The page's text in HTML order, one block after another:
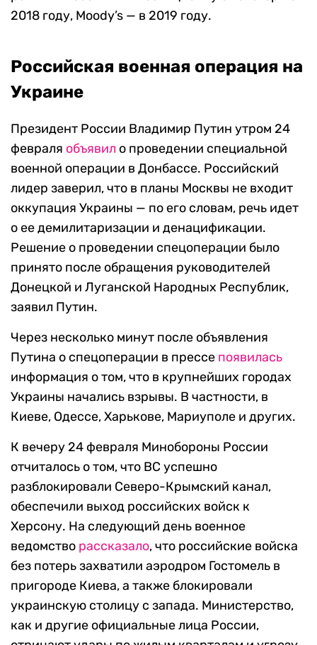
2018 году, Moody’s — в 2019 году.
Российская военная операция на
Украине
Президент России Владимир Путин утром 24
февраля объявил о проведении специальной
военной операции в Донбассе. Российский
лидер заверил, что в планы Москвы не входит
оккупация Украины — по его словам, речь идет
о ее демилитаризации и денацификации.
Решение о проведении спецоперации было
принято после обращения руководителей
Донецкой и Луганской Народных Республик,
заявил Путин.
Через несколько минут после объявления
Путина о спецоперации в прессе появилась
информация о том, что в крупнейших городах
Украины начались взрывы. В частности, в
Киеве, Одессе, Харькове, Мариуполе и других.
К вечеру 24 февраля Минобороны России
отчиталось о том, что ВС успешно
разблокировали Северо-Крымский канал,
обеспечили выход российских войск к
Херсону. На следующий день военное
ведомство рассказало, что российские войска
без потерь захватили аэродром Гостомель в
пригороде Киева, а также блокировали
украинскую столицу с запада. Министерство,
как и другие официальные лица России,